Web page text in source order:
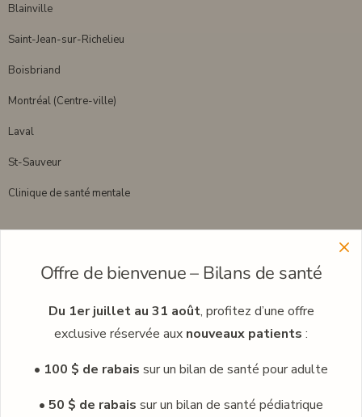
Blainville
Saint-Jean-sur-Richelieu
Boisbriand
Montréal (Centre-ville)
Laval
St-Sauveur
Clinique de santé mentale
Découvrez plus sur notre réseau de cliniques
Découvrez nos professionnels
Médecine corporative
Blogue
Offre de bienvenue – Bilans de santé
Du 1er juillet au 31 août, profitez d’une offre
exclusive réservée aux nouveaux patients :
• 100 $ de rabais sur un bilan de santé pour adulte
• 50 $ de rabais sur un bilan de santé pédiatrique